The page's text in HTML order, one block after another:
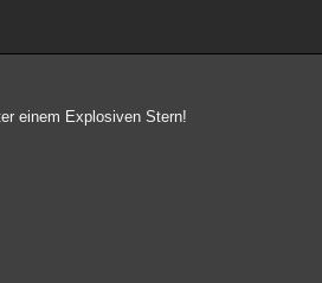
einem Explosiven Stern!